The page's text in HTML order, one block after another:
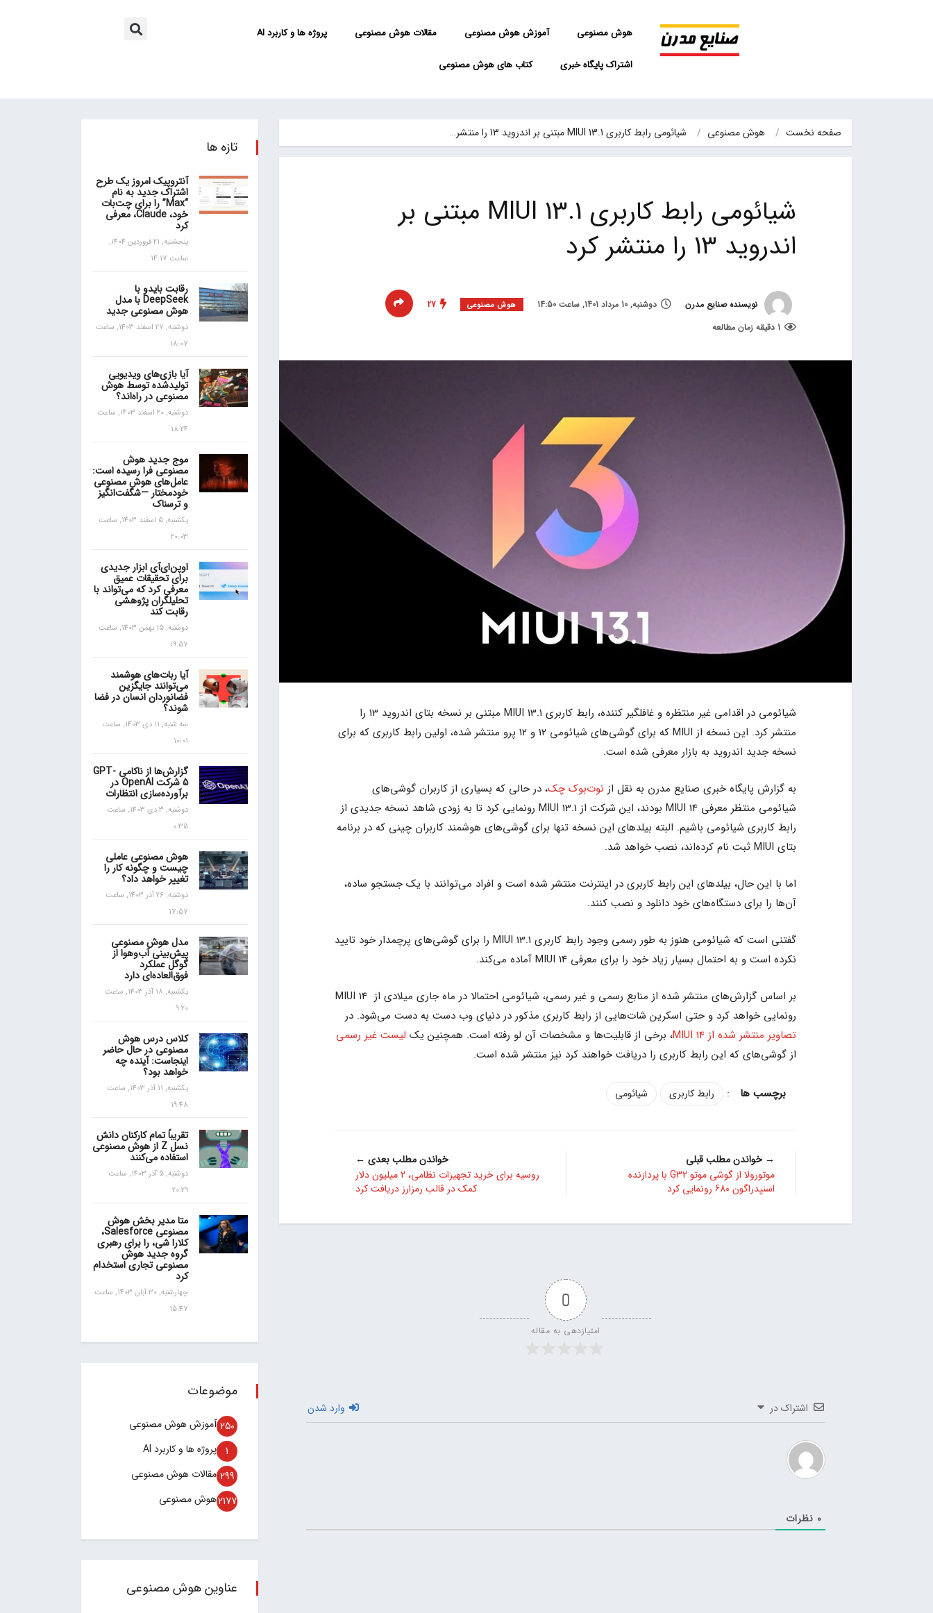
هوش مصنوعی آموزش هوش مصنوعی مقالات هوش مصنوعی پروژه ها و کاربرد AI
اشتراک پایگاه خبری کتاب های هوش مصنوعی
صفحه نخست هوش مصنوعی شیائومی رابط کاربری MIUI 13.1 مبتنی بر اندروید 13 را منتشر…
شیائومی رابط کاربری MIUI 13.1 مبتنی بر
اندروید 13 را منتشر کرد
نویسنده صنایع مدرن دوشنبه, 10 مرداد 1401, ساعت 14:50 هوش مصنوعی
27
1 دقیقه زمان مطالعه
شیائومی در اقدامی غیر منتظره و غافلگیر کننده، رابط کاربری MIUI 13.1 مبتنی بر نسخه بتای اندروید 13 را
منتشر کرد. این نسخه از MIUI که برای گوشی‌های شیائومی 12 و 12 پرو منتشر شده، اولین رابط کاربری که برای
نسخه جدید اندروید به بازار معرفی شده است.
به گزارش پایگاه خبری صنایع مدرن به نقل از نوت‌بوک چک، در حالی که بسیاری از کاربران گوشی‌های
شیائومی منتظر معرفی MIUI 14 بودند، این شرکت از MIUI 13.1 رونمایی کرد تا به زودی شاهد نسخه جدیدی از
رابط کاربری شیائومی باشیم. البته بیلدهای این نسخه تنها برای گوشی‌های هوشمند کاربران چینی که در برنامه
بتای MIUI ثبت نام کرده‌اند، نصب خواهد شد.
اما با این حال، بیلدهای این رابط کاربری در اینترنت منتشر شده است و افراد می‌توانند با یک جستجو ساده،
آن‌ها را برای دستگاه‌های خود دانلود و نصب کنند.
گفتنی است که شیائومی هنوز به طور رسمی وجود رابط کاربری MIUI 13.1 را برای گوشی‌های پرچمدار خود تایید
نکرده است و به احتمال بسیار زیاد خود را برای معرفی MIUI 14 آماده می‌کند.
بر اساس گزارش‌های منتشر شده از منابع رسمی و غیر رسمی، شیائومی احتمالا در ماه جاری میلادی از MIUI 14
رونمایی خواهد کرد و حتی اسکرین شات‌هایی از رابط کاربری مذکور در دنیای وب دست به دست می‌شود. در
تصاویر منتشر شده از MIUI 14
، برخی از قابلیت‌ها و مشخصات آن لو رفته است. همچنین یک لیست غیر رسمی
از گوشی‌های که این رابط کاربری را دریافت خواهند کرد نیز منتشر شده است.
: رابط کاربری شیائومی
→ خواندن مطلب قبلی
موتورولا از گوشی موتو G32 با پردازنده
اسنپدراگون 680 رونمایی کرد
خواندن مطلب بعدی ←
روسیه برای خرید تجهیزات نظامی، 2 میلیون دلار
کمک در قالب رمزارز دریافت کرد
0
امتیازدهی به مقاله
اشتراک در وارد شدن
0 نظرات
تازه ها
آنتروپیک امروز یک طرح
اشتراک جدید به نام
“Max” را برای چت‌بات
خود، Claude، معرفی
کرد
پنجشنبه, 21 فروردین 1404,
ساعت 14:17
رقابت بایدو با
DeepSeek با مدل
هوش مصنوعی جدید
دوشنبه, 27 اسفند 1403, ساعت
18:07
آیا بازی‌های ویدیویی
تولیدشده توسط هوش
مصنوعی در راه‌اند؟
دوشنبه, 20 اسفند 1403, ساعت
18:24
موج جدید هوش
مصنوعی فرا رسیده است:
عامل‌های هوش مصنوعی
خودمختار —شگفت‌انگیز
و ترسناک
یکشنبه, 5 اسفند 1403, ساعت
20:03
اوپن‌ای‌آی ابزار جدیدی
برای تحقیقات عمیق
معرفی کرد که می‌تواند با
تحلیلگران پژوهشی
رقابت کند
دوشنبه, 15 بهمن 1403, ساعت
19:57
آیا ربات‌های هوشمند
می‌توانند جایگزین
فضانوردان انسان در فضا
شوند؟
سه شنبه, 11 دی 1403, ساعت
10:01
گزارش‌ها از ناکامی GPT-
5 شرکت OpenAI در
برآورده‌سازی انتظارات
دوشنبه, 3 دی 1403, ساعت
0:35
هوش مصنوعی عاملی
چیست و چگونه کار را
تغییر خواهد داد؟
دوشنبه, 26 آذر 1403, ساعت
17:57
مدل هوش مصنوعی
پیش‌بینی آب‌و‌هوا از
گوگل عملکرد
فوق‌العاده‌ای دارد
یکشنبه, 18 آذر 1403, ساعت
9:20
کلاس درس هوش
مصنوعی در حال حاضر
اینجاست: آینده چه
خواهد بود؟
یکشنبه, 11 آذر 1403, ساعت
19:48
تقریباً تمام کارکنان دانش
نسل Z از هوش مصنوعی
استفاده می‌کنند
دوشنبه, 5 آذر 1403, ساعت
20:29
متا مدیر بخش هوش
مصنوعی Salesforce،
کلارا شی، را برای رهبری
گروه جدید هوش
مصنوعی تجاری استخدام
کرد
چهارشنبه, 30 آبان 1403, ساعت
15:47
موضوعات
آموزش هوش مصنوعی 250
پروژه ها و کاربرد AI 1
مقالات هوش مصنوعی 299
هوش مصنوعی2177
عناوین هوش مصنوعی